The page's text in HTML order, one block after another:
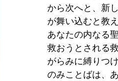
から次へと、新
が舞い込むと教
あなたの内なる
救おうとされる
がらみに縛りつ
のみことばは、